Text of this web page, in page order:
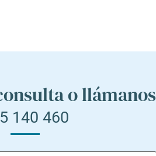
o llámanos
140 460